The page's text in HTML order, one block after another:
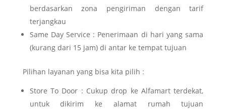
berdasarkan zona pengiriman dengan tarif
terjangkau
Same Day Service : Penerimaan di hari yang sama
(kurang dari 15 jam) di antar ke tempat tujuan
Pilihan layanan yang bisa kita pilih :
Store To Door : Cukup drop ke Alfamart terdekat,
untuk dikirim ke alamat rumah tujuan